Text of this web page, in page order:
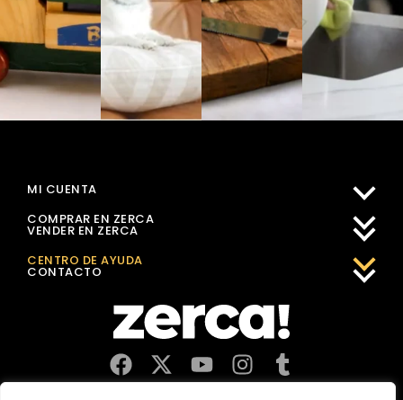
MI CUENTA
COMPRAR EN ZERCA
VENDER EN ZERCA
CENTRO DE AYUDA
CONTACTO